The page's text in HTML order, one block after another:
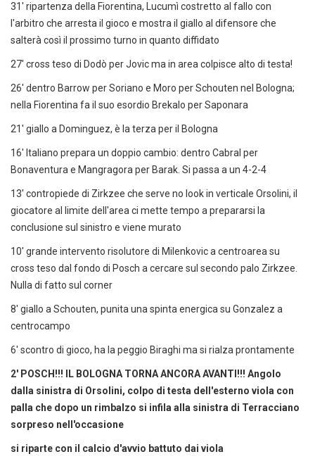
31' ripartenza della Fiorentina, Lucumì costretto al fallo con
l'arbitro che arresta il gioco e mostra il giallo al difensore che
salterà così il prossimo turno in quanto diffidato
27' cross teso di Dodò per Jovic ma in area colpisce alto di testa!
26' dentro Barrow per Soriano e Moro per Schouten nel Bologna;
nella Fiorentina fa il suo esordio Brekalo per Saponara
21' giallo a Dominguez, è la terza per il Bologna
16' Italiano prepara un doppio cambio: dentro Cabral per
Bonaventura e Mangragora per Barak. Si passa a un 4-2-4
13' contropiede di Zirkzee che serve no look in verticale Orsolini, il
giocatore al limite dell'area ci mette tempo a prepararsi la
conclusione sul sinistro e viene murato
10' grande intervento risolutore di Milenkovic a centroarea su
cross teso dal fondo di Posch a cercare sul secondo palo Zirkzee.
Nulla di fatto sul corner
8' giallo a Schouten, punita una spinta energica su Gonzalez a
centrocampo
6' scontro di gioco, ha la peggio Biraghi ma si rialza prontamente
2' POSCH!!! IL BOLOGNA TORNA ANCORA AVANTI!!! Angolo
dalla sinistra di Orsolini, colpo di testa dell'esterno viola con
palla che dopo un rimbalzo si infila alla sinistra di Terracciano
sorpreso nell'occasione
si riparte con il calcio d'avvio battuto dai viola